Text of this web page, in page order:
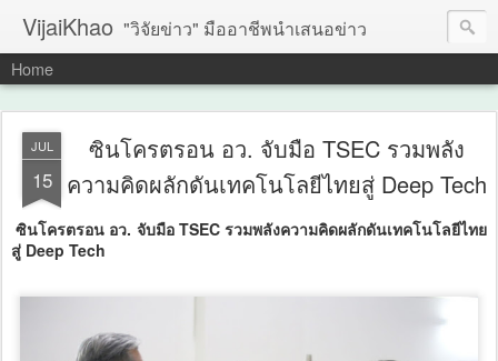
VijaiKhao "วิจัยข่าว" มืออาชีพนำเสนอข่าว
Home
JUL
15
ซินโครตรอน อว. จับมือ TSEC รวมพลัง
ความคิดผลักดันเทคโนโลยีไทยสู่ Deep Tech
ซินโครตรอน อว. จับมือ TSEC รวมพลังความคิดผลักดันเทคโนโลยีไทย
สู่ Deep Tech